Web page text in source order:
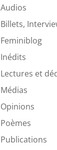
Audios
Billets,
Feminiblog
Inédits
Lectures et
Médias
Opinions
Poèmes
Publications